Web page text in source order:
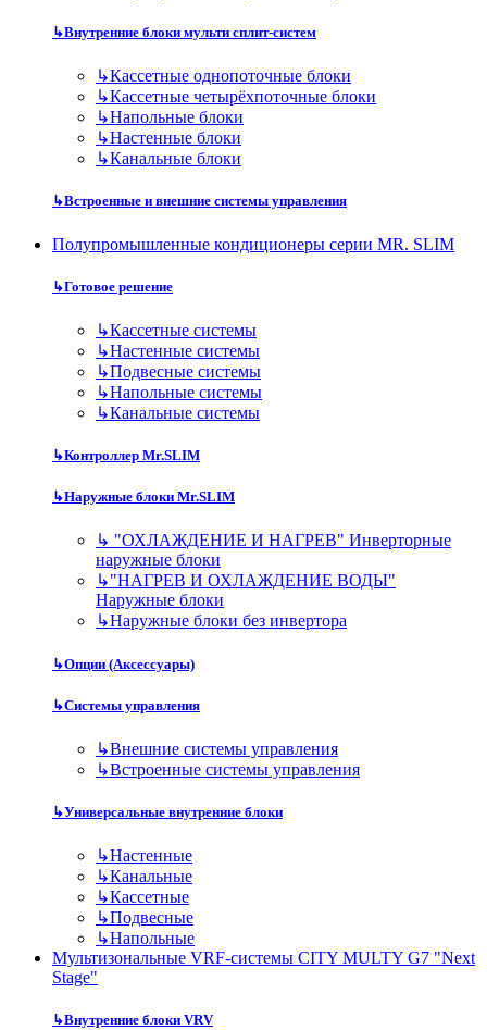
↳Внутренние блоки мульти сплит-систем
↳Кассетные однопоточные блоки
↳Кассетные четырёхпоточные блоки
↳Напольные блоки
↳Настенные блоки
↳Канальные блоки
↳Встроенные и внешние системы управления
Полупромышленные кондиционеры серии MR. SLIM
↳Готовое решение
↳Кассетные системы
↳Настенные системы
↳Подвесные системы
↳Напольные системы
↳Канальные системы
↳Контроллер Mr.SLIM
↳Наружные блоки Mr.SLIM
↳ "ОХЛАЖДЕНИЕ И НАГРЕВ" Инверторные
наружные блоки
↳"НАГРЕВ И ОХЛАЖДЕНИЕ ВОДЫ"
Наружные блоки
↳Наружные блоки без инвертора
↳Опции (Аксессуары)
↳Системы управления
↳Внешние системы управления
↳Встроенные системы управления
↳Универсальные внутренние блоки
↳Настенные
↳Канальные
↳Кассетные
↳Подвесные
↳Напольные
Мультизональные VRF-системы CITY MULTY G7 "Next
Stage"
↳Внутренние блоки VRV